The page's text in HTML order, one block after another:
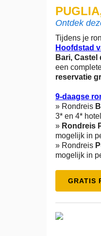
Ontdek
Tijdens je
Hoofdstad
Bari, Castel
een
reservatie
9-daagse
» Rondreis
3* en 4*
» Rondreis
mogelijk in
» Rondreis
mogelijk in
GRATIS